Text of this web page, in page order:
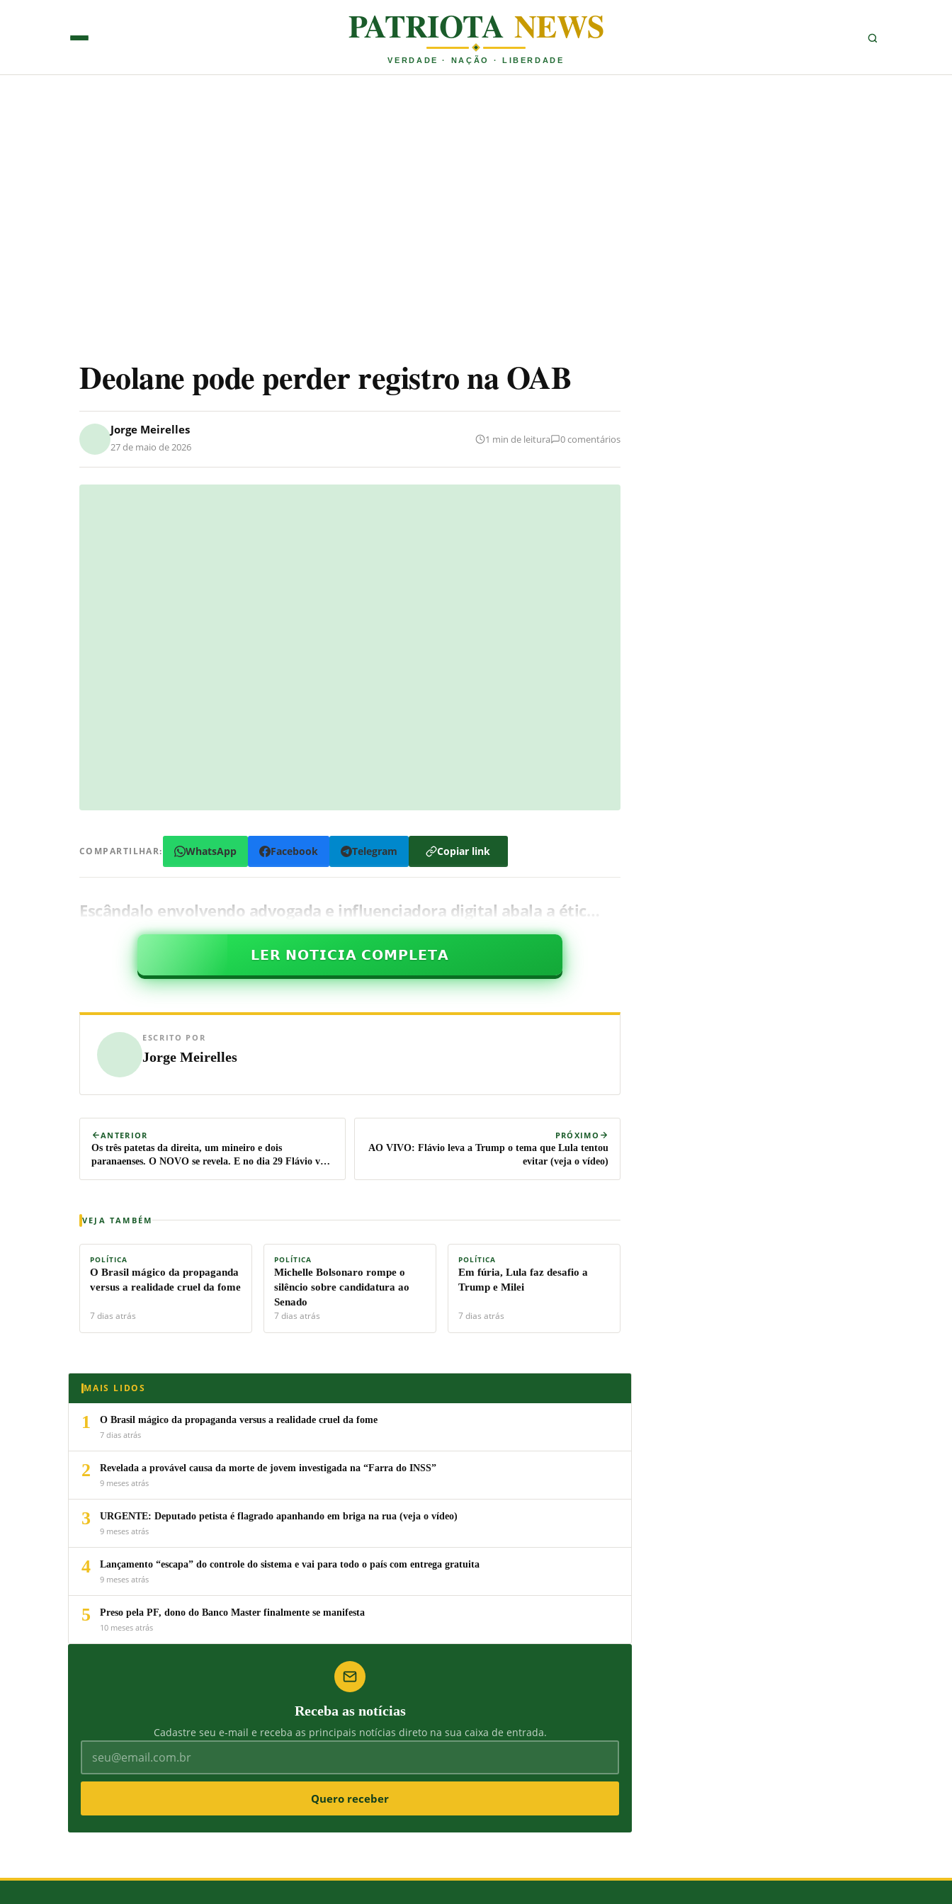
PATRIOTA NEWS
VERDADE · NAÇÃO · LIBERDADE
Deolane pode perder registro na OAB
Jorge Meirelles
27 de maio de 2026
1 min de leitura 0 comentários
COMPARTILHAR: WhatsApp Facebook Telegram Copiar link
Escândalo envolvendo advogada e influenciadora digital abala a étic…
𝗟𝗘𝗥 𝗡𝗢𝗧𝗜𝗖𝗜𝗔 𝗖𝗢𝗠𝗣𝗟𝗘𝗧𝗔
ESCRITO POR
Jorge Meirelles
ANTERIOR
Os três patetas da direita, um mineiro e dois
paranaenses. O NOVO se revela. E no dia 29 Flávio vai
PRÓXIMO
AO VIVO: Flávio leva a Trump o tema que Lula tentou
evitar (veja o vídeo)
VEJA TAMBÉM
POLÍTICA
O Brasil mágico da propaganda
versus a realidade cruel da fome
7 dias atrás
POLÍTICA
Michelle Bolsonaro rompe o
silêncio sobre candidatura ao
Senado
7 dias atrás
POLÍTICA
Em fúria, Lula faz desafio a
Trump e Milei
7 dias atrás
MAIS LIDOS
1
O Brasil mágico da propaganda versus a realidade cruel da fome
7 dias atrás
2
Revelada a provável causa da morte de jovem investigada na “Farra do INSS”
9 meses atrás
3
URGENTE: Deputado petista é flagrado apanhando em briga na rua (veja o vídeo)
9 meses atrás
4
Lançamento “escapa” do controle do sistema e vai para todo o país com entrega gratuita
9 meses atrás
5
Preso pela PF, dono do Banco Master finalmente se manifesta
10 meses atrás
Receba as notícias
Cadastre seu e-mail e receba as principais notícias direto na sua caixa de entrada.
Quero receber